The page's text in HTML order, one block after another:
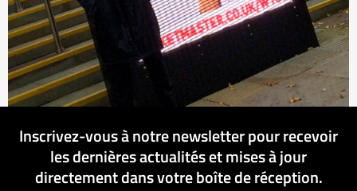
Inscrivez-vous à notre newsletter pour recevoir
les dernières actualités et mises à jour
directement dans votre boîte de réception.